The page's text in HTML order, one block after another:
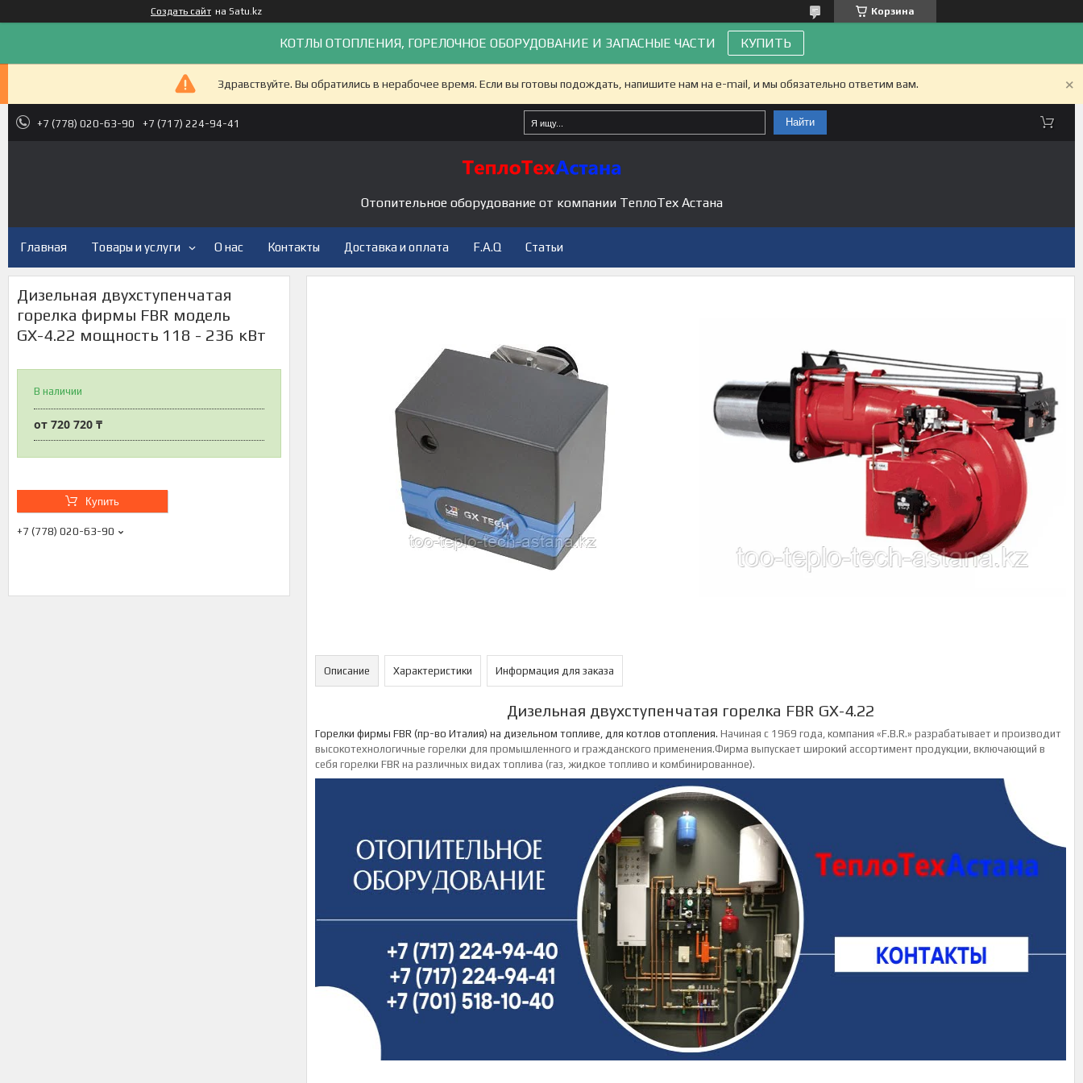
Создать сайт на Satu.kz Корзина
КОТЛЫ ОТОПЛЕНИЯ, ГОРЕЛОЧНОЕ ОБОРУДОВАНИЕ И ЗАПАСНЫЕ ЧАСТИ КУПИТЬ
Здравствуйте. Вы обратились в нерабочее время. Если вы готовы подождать, напишите нам на e-mail, и мы обязательно ответим вам.
+7 (778) 020-63-90 +7 (717) 224-94-41 Найти
Отопительное оборудование от компании ТеплоТех Астана
Главная Товары и услуги О нас Контакты Доставка и оплата F.A.Q Статьи
Дизельная двухступенчатая
горелка фирмы FBR модель
GХ-4.22 мощность 118 - 236 кВт
В наличии
от 720 720 ₸
Купить
+7 (778) 020-63-90
Описание Характеристики Информация для заказа
Дизельная двухступенчатая горелка FBR GХ-4.22
Горелки фирмы FBR (пр-во Италия) на дизельном топливе, для котлов отопления. Начиная с 1969 года, компания «F.B.R.» разрабатывает и производит
высокотехнологичные горелки для промышленного и гражданского применения.Фирма выпускает широкий ассортимент продукции, включающий в
себя горелки FBR на различных видах топлива (газ, жидкое топливо и комбинированное).